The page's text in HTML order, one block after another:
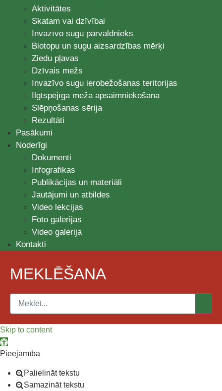
Aktivitātes
Skatam vai dzīvībai
Invazīvo sugu pārvaldnieks
Biotopu un sugu aizsardzības mērķi
Ziedu pļavas
Dzīvais mežs
Invazīvo sugu ierobežošanas teritorijas
Ilgtspējīga meža apsaimniekošana
Slēpņošanas sērija
Rezultāti
Pasākumi
Noderīgi
Dokumenti
Infografikas
Publikācijas un materiāli
Jautājumi un atbildes
Video lekcijas
Foto galerijas
Video galerija
Kontakti
MEKLĒŠANA
Skip to content
Open toolbar
Pieejamība
Palielināt tekstu
Samazināt tekstu